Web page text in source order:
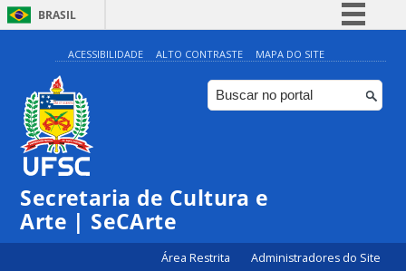
BRASIL
Simplifique!
Comunica BR
Participe
ACESSIBILIDADE ALTO CONTRASTE MAPA DO SITE
Secretaria de Cultura e
Arte | SeCArte
Área Restrita Administradores do Site